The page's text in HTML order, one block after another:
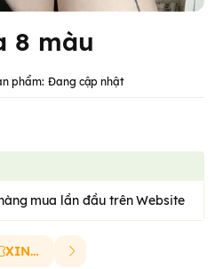
8 màu
phẩm: Đang cập nhật
mua lần đầu trên Website
XINCHAO